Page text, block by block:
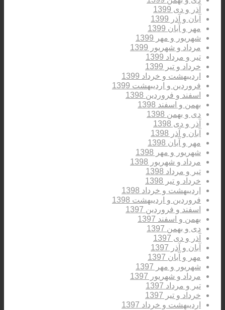
آذر و دی 1399
آبان و آذر 1399
مهر و آبان 1399
شهریور و مهر 1399
مرداد و شهریور 1399
تیر و مرداد 1399
خرداد و تیر 1399
اردیبهشت و خرداد 1399
فروردین و اردیبهشت 1399
اسفند و فروردین 1398
بهمن و اسفند 1398
دی و بهمن 1398
آذر و دی 1398
آبان و آذر 1398
مهر و آبان 1398
شهریور و مهر 1398
مرداد و شهریور 1398
تیر و مرداد 1398
خرداد و تیر 1398
اردیبهشت و خرداد 1398
فروردین و اردیبهشت 1398
اسفند و فروردین 1397
بهمن و اسفند 1397
دی و بهمن 1397
آذر و دی 1397
آبان و آذر 1397
مهر و آبان 1397
شهریور و مهر 1397
مرداد و شهریور 1397
تیر و مرداد 1397
خرداد و تیر 1397
اردیبهشت و خرداد 1397